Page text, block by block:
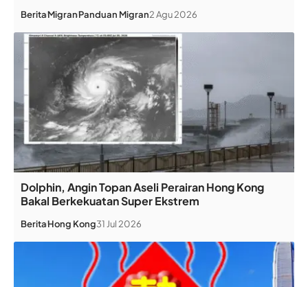
BeritaMigranPanduan Migran2 Agu 2026
Dolphin, Angin Topan Aseli Perairan Hong Kong
Bakal Berkekuatan Super Ekstrem
BeritaHong Kong31 Jul 2026